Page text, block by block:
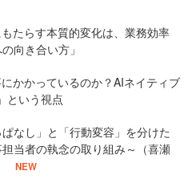
たらす本質的変化は、業務効率
向き合い方」
かかっているのか？AIネイティブ
という視点
ぱなし」と「行動変容」を分けた
当者の執念の取り組み～（喜瀬
NEW